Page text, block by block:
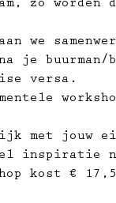
zo
we
je buurman/
versa.
met jouw
inspiratie
kost €